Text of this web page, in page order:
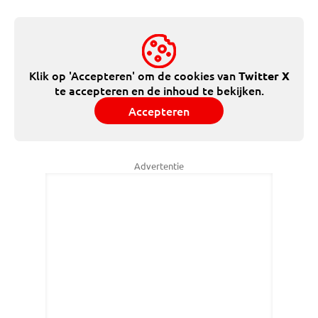
Klik op 'Accepteren' om de cookies vanTwitter X
te accepteren en de inhoud te bekijken.
Accepteren
Advertentie